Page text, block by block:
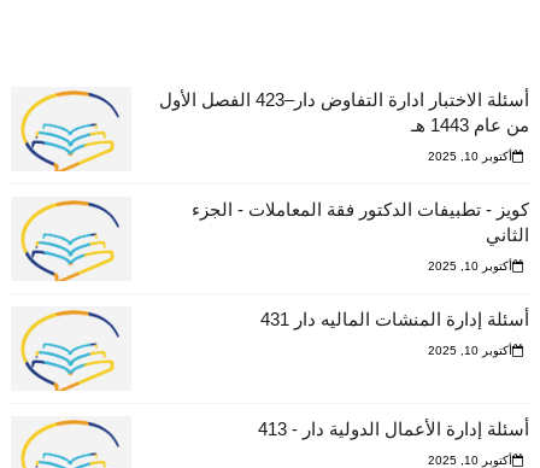
أسئلة الاختبار ادارة التفاوض دار–423 الفصل الأول
من عام 1443 هـ
أكتوبر 10, 2025
كويز - تطبيفات الدكتور فقة المعاملات - الجزء
الثاني
أكتوبر 10, 2025
أسئلة إدارة المنشات الماليه دار 431
أكتوبر 10, 2025
أسئلة إدارة الأعمال الدولية دار - 413
أكتوبر 10, 2025